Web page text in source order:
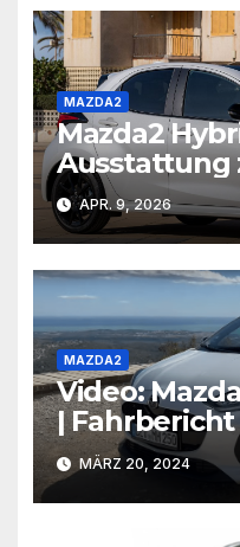
MAZDA2
Mazda2
Ausstattung
APR. 9, 2026
MAZDA2
Video:
|
review
MÄRZ 20, 2024